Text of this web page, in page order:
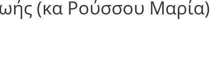
(κα Ρούσσου Μαρία)